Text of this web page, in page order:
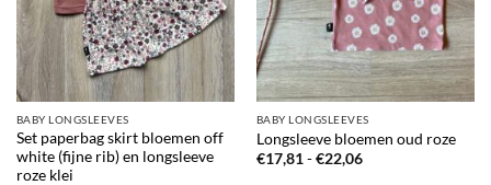
BABY LONGSLEEVES
Set paperbag skirt bloemen off
white (fijne rib) en longsleeve
roze klei
BABY LONGSLEEVES
Longsleeve bloemen oud roze
€17,81 - €22,06Prijsklasse: